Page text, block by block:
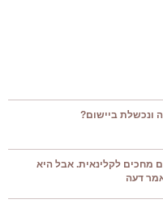
ונכשלת ביישום?
מחכים לקלינאית. אבל היא
דעה